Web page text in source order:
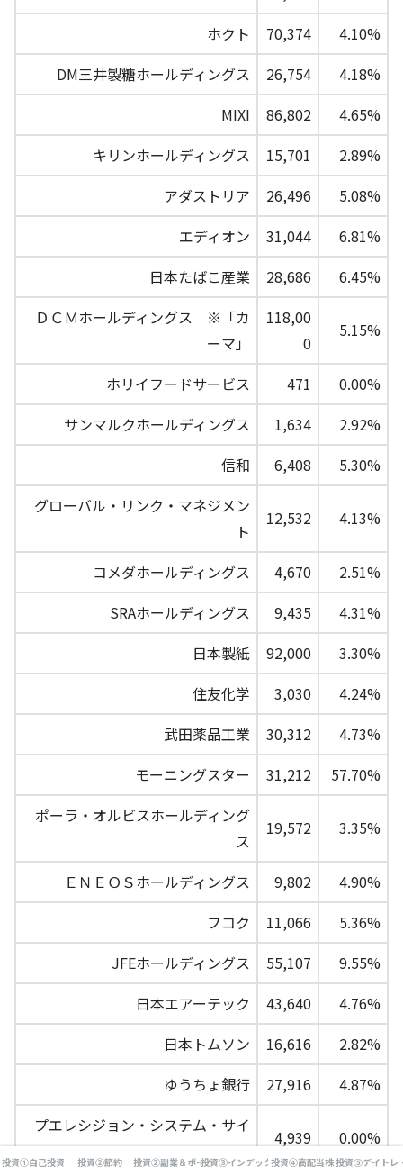
ホクト
70,374
4.10%
DM三井製糖ホールディングス
26,754
4.18%
MIXI
86,802
4.65%
キリンホールディングス
15,701
2.89%
アダストリア
26,496
5.08%
エディオン
31,044
6.81%
日本たばこ産業
28,686
6.45%
ＤＣＭホールディングス ※「カ
ーマ」
118,00
0
5.15%
ホリイフードサービス 471
0.00%
サンマルクホールディングス
1,634
2.92%
信和
6,408
5.30%
グローバル・リンク・マネジメン
ト
12,532 4.13%
コメダホールディングス 4,670
2.51%
SRAホールディングス
9,435
4.31%
日本製紙
92,000
3.30%
住友化学
3,030
4.24%
武田薬品工業
30,312
4.73%
モーニングスター
31,212
57.70%
ポーラ・オルビスホールディング
ス
19,572 3.35%
ＥＮＥＯＳホールディングス 9,802
4.90%
フコク
11,066
5.36%
JFEホールディングス
55,107
9.55%
日本エアーテック
43,640
4.76%
日本トムソン
16,616
2.82%
ゆうちょ銀行
27,916
4.87%
プエレシジョン・システム・サイ
エンス
4,939 0.00%
投資①自己投資 投資②節約 投資②副業＆ポイ活投資③インデックス投資投資④高配当株投資⑤デイトレ